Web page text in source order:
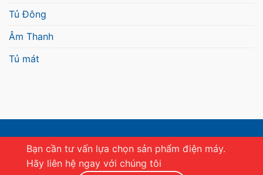
Tủ Đông
Âm Thanh
Tủ mát
Bạn cần tư vấn lựa chọn sản phẩm điện máy.
Hãy liên hệ ngay với chúng tôi